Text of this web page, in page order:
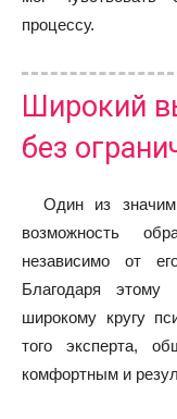
процессу.
Широкий
без
Один из
возможность
независимо от
Благодаря
широкому кругу
того эксперта,
комфортным и